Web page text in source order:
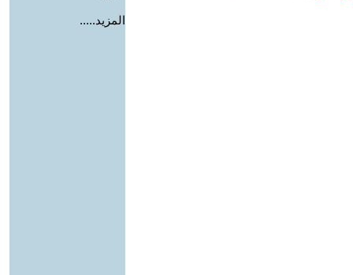
المزيد.....